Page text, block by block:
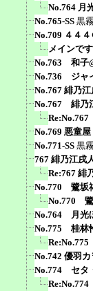
No.764 月
No.765-SS 黒
No.709 ４４
メインです
No.763 和子
No.736 ジャ
No.767 緋乃
No.767 緋乃
No.769 悪童
No.771-SS 黒
767 緋乃江戌
Re:767 緋
No.770 鷺坂
No.770 鷺
No.764 月光
No.775 桂林
No.742 優羽
No.774 セタ